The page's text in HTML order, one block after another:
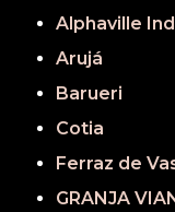
Alphaville
Arujá
Barueri
Cotia
Ferraz de
GRANJA